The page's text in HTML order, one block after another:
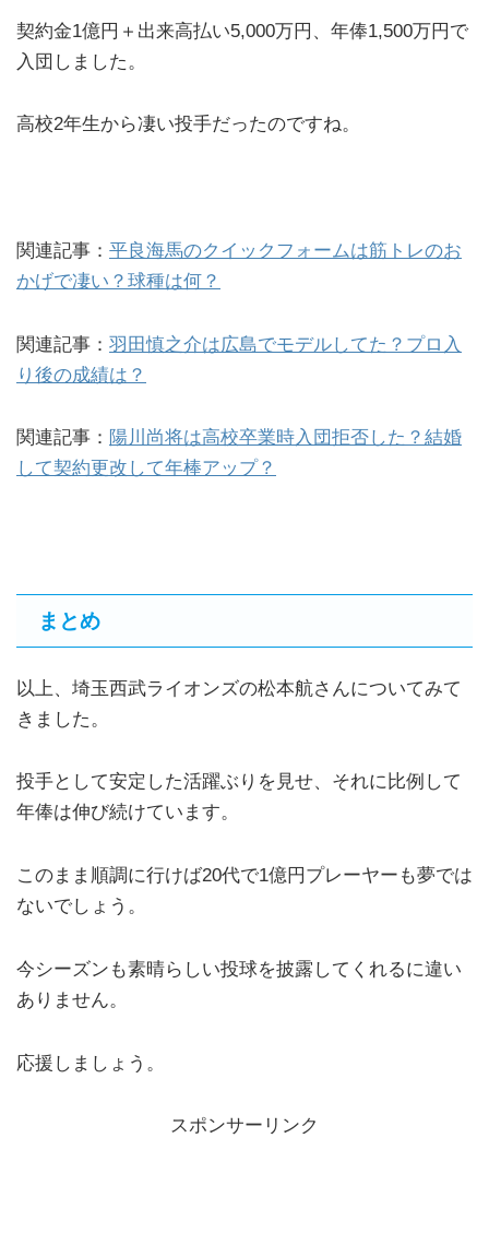
契約金1億円＋出来高払い5,000万円、年俸1,500万円で
入団しました。
高校2年生から凄い投手だったのですね。
関連記事： 平良海馬のクイックフォームは筋トレのお
かげで凄い？球種は何？
関連記事： 羽田慎之介は広島でモデルしてた？プロ入
り後の成績は？
関連記事： 陽川尚将は高校卒業時入団拒否した？結婚
して契約更改して年棒アップ？
まとめ
以上、埼玉西武ライオンズの松本航さんについてみて
きました。
投手として安定した活躍ぶりを見せ、それに比例して
年俸は伸び続けています。
このまま順調に行けば20代で1億円プレーヤーも夢では
ないでしょう。
今シーズンも素晴らしい投球を披露してくれるに違い
ありません。
応援しましょう。
スポンサーリンク